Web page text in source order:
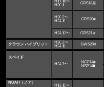
H17.10〜
H20.1
GRS18系
H20.2〜
H24.11
GRS20#
H24.12〜
GRS21＃
クラウン ハイブリット
H20.2〜
H24.11
GWS204
スペイド
H24.7〜
NCP14#
NSP14#
NOAH（ノア）
H13.11〜